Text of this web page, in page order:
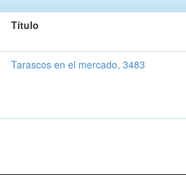
Título
Tarascos en el mercado, 3483